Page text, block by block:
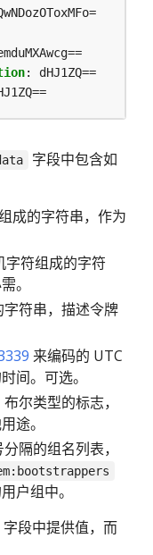
:
dHJ1ZQ==
字段中包含如
成的字符串，作为
字符组成的字符
。
字符串，描述令牌
来编码的 UTC
间。可选。
布尔类型的标志，
途。
隔的组名列表，
户组中。
字段中提供值，而